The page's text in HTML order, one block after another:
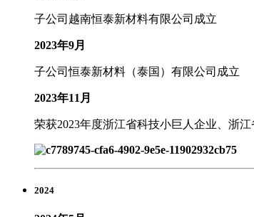
子公司越南恒泰新材料有限公司成立
2023年9月
子公司恒泰新材料（泰国）有限公司成立
2023年11月
荣获2023年度浙江省科技小巨人企业、浙
2024